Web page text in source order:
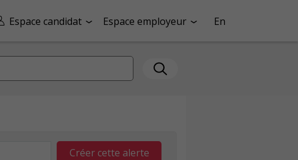
Espace candidat Espace employeur En
Créer cette alerte